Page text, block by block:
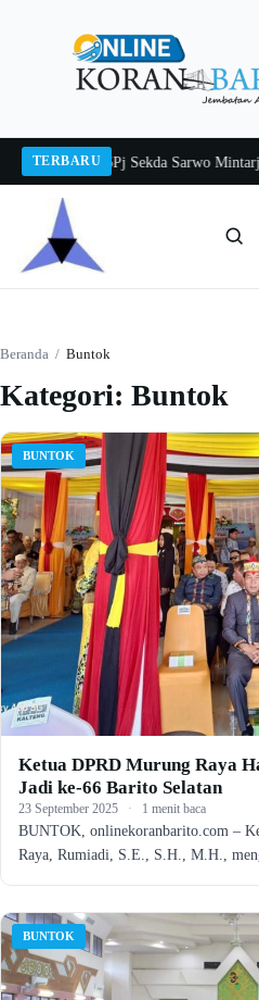
TERBARU
Balang 2026 Pj Sekda Sarwo
Beranda / Buntok
Kategori: Buntok
BUNTOK
Ketua DPRD Murung Raya
Jadi ke-66 Barito Selatan
23 September 2025 · 1 menit baca
BUNTOK, onlinekoranbarito.com –
Raya, Rumiadi, S.E., S.H., M.H.,
BUNTOK